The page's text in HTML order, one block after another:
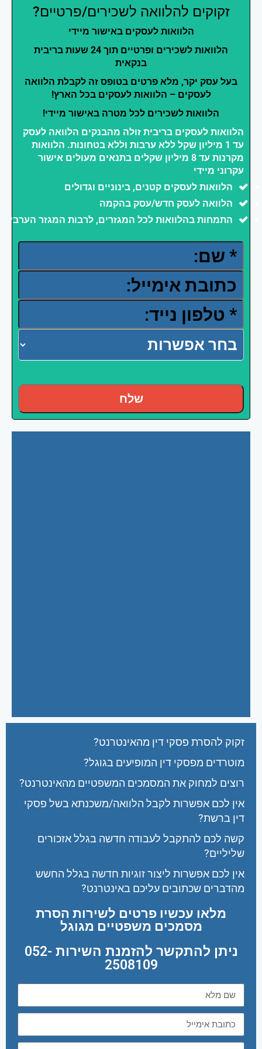
זקוקים להלוואה לשכירים/פרטיים?
הלוואות לעסקים באישור מיידי
הלוואות לשכירים ופרטיים תוך 24 שעות בריבית
בנקאית
בעל עסק יקר, מלא פרטים בטופס זה לקבלת הלוואה
לעסקים – הלוואות לעסקים בכל הארץ!
הלוואות לשכירים לכל מטרה באישור מיידי!
הלוואות לעסקים בריבית זולה מהבנקים הלוואה לעסק
עד 1 מיליון שקל ללא ערבות וללא בטחונות. הלוואות
מקרנות עד 8 מיליון שקלים בתנאים מעולים אישור
עקרוני מיידי
הלוואות לעסקים קטנים, בינוניים וגדולים
הלוואה לעסק חדש/עסק בהקמה
התמחות בהלוואות לכל המגזרים, לרבות המגזר הערבי
זקוק להסרת פסקי דין מהאינטרנט?
מוטרדים מפסקי דין המופיעים בגוגל?
רוצים למחוק את המסמכים המשפטיים מהאינטרנט?
אין לכם אפשרות לקבל הלוואה/משכנתא בשל פסקי
דין ברשת?
קשה לכם להתקבל לעבודה חדשה בגלל אזכורים
שליליים?
אין לכם אפשרות ליצור זוגיות חדשה בגלל החשש
מהדברים שכתובים עליכם באינטרנט?
מלאו עכשיו פרטים לשירות הסרת
מסמכים משפטיים מגוגל
ניתן להתקשר להזמנת השירות 052-
2508109